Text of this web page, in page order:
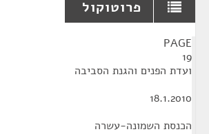
פרוטוקול
PAGE
19
ועדת הפנים והגנת הסביבה
18.1.2010
הכנסת השמונה-עשרה